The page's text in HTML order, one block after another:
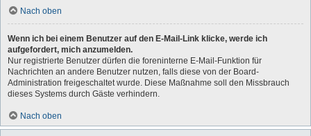
Nach oben
Wenn ich bei einem Benutzer auf den E-Mail-Link klicke, werde ich
aufgefordert, mich anzumelden.
Nur registrierte Benutzer dürfen die foreninterne E-Mail-Funktion für
Nachrichten an andere Benutzer nutzen, falls diese von der Board-
Administration freigeschaltet wurde. Diese Maßnahme soll den Missbrauch
dieses Systems durch Gäste verhindern.
Nach oben